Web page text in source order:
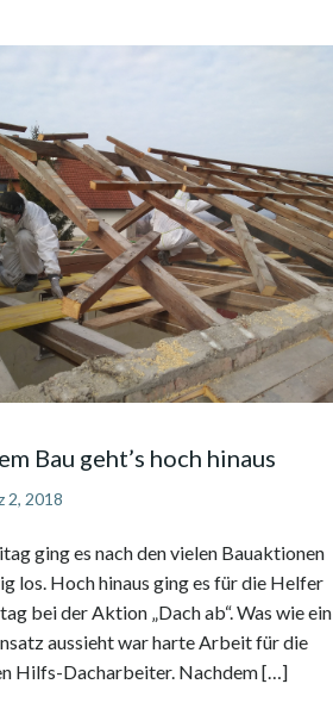
Bau geht’s hoch hinaus
2, 2018
ging es nach den vielen Bauaktionen
los. Hoch hinaus ging es für die Helfer
bei der Aktion „Dach ab“. Was wie ein
aussieht war harte Arbeit für die
Hilfs-Dacharbeiter. Nachdem […]